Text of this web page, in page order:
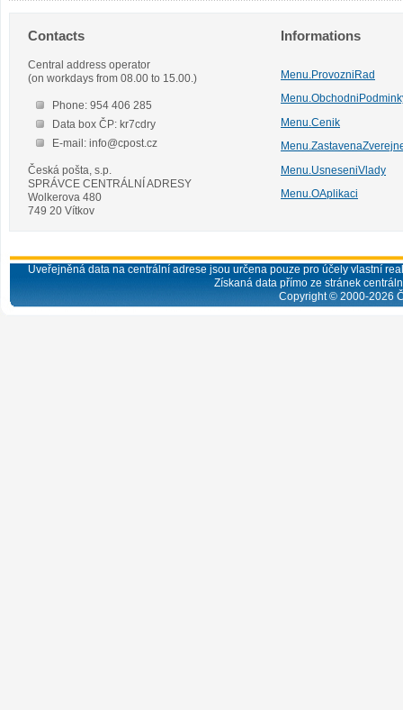
Contacts
Central address operator
(on workdays from 08.00 to 15.00.)
Phone: 954 406 285
Data box ČP: kr7cdry
E-mail: info@cpost.cz
Česká pošta, s.p.
SPRÁVCE CENTRÁLNÍ ADRESY
Wolkerova 480
749 20 Vítkov
Informations
Menu.ProvozniRad
Menu.Cenik
Menu.UsneseniVlady
Menu.OAplikaci
Uveřejněná data na centrální adrese jsou určena pouze pro účely vlastní
Získaná data přímo ze stránek
Copyright © 2000-2026